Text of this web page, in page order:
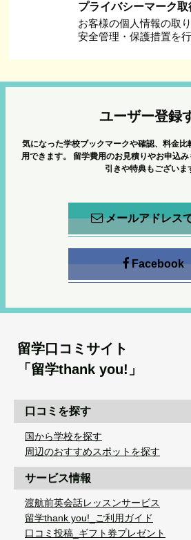
プライバシーマーク取
お客様の個人情報の取
安全管理・保護措置を行
ユーザー登録
気になった学校ブックマークや確認、料金比
用できます。
留学費用のお見積りやお申込
引きや特典もございま
メールアドレス
Facebook
留学口コミサイト
「留学thank you!」
口コミを探す
国から学校を探す
周辺のおすすめスポットを探す
サービス情報
渡航前英会話レッスンサービス
留学thank you!_ご利用ガイド
口コミ投稿_ギフト券プレゼント